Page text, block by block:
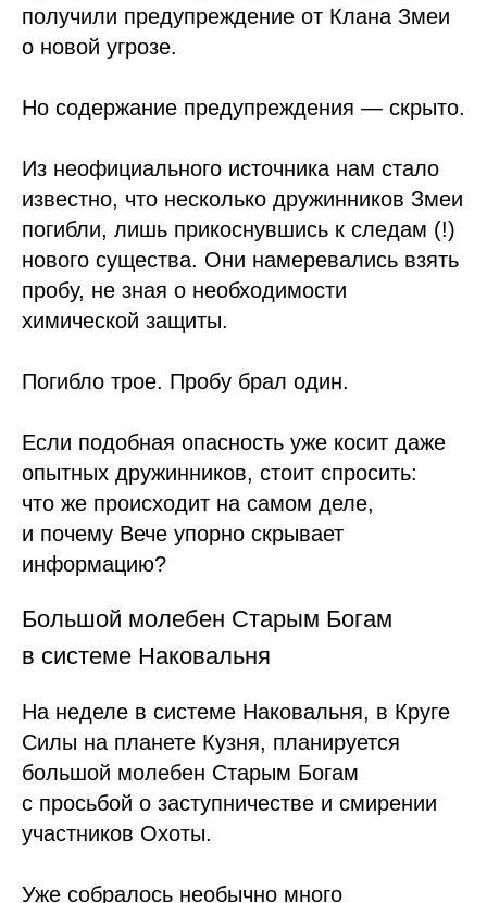
получили предупреждение от Клана Змеи
о новой угрозе.
Но содержание предупреждения — скрыто.
Из неофициального источника нам стало
известно, что несколько дружинников Змеи
погибли, лишь прикоснувшись к следам (!)
нового существа. Они намеревались взять
пробу, не зная о необходимости
химической защиты.
Погибло трое. Пробу брал один.
Если подобная опасность уже косит даже
опытных дружинников, стоит спросить:
что же происходит на самом деле,
и почему Вече упорно скрывает
информацию?
Большой молебен Старым Богам
в системе Наковальня
На неделе в системе Наковальня, в Круге
Силы на планете Кузня, планируется
большой молебен Старым Богам
с просьбой о заступничестве и смирении
участников Охоты.
Уже собралось необычно много